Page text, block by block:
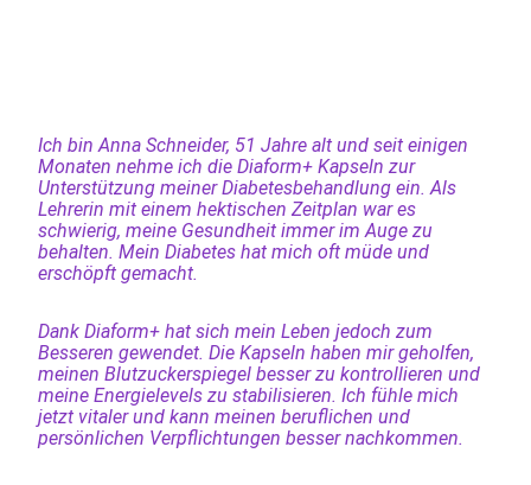
Ich bin Anna Schneider, 51 Jahre alt und seit einigen
Monaten nehme ich die Diaform+ Kapseln zur
Unterstützung meiner Diabetesbehandlung ein. Als
Lehrerin mit einem hektischen Zeitplan war es
schwierig, meine Gesundheit immer im Auge zu
behalten. Mein Diabetes hat mich oft müde und
erschöpft gemacht.
Dank Diaform+ hat sich mein Leben jedoch zum
Besseren gewendet. Die Kapseln haben mir geholfen,
meinen Blutzuckerspiegel besser zu kontrollieren und
meine Energielevels zu stabilisieren. Ich fühle mich
jetzt vitaler und kann meinen beruflichen und
persönlichen Verpflichtungen besser nachkommen.